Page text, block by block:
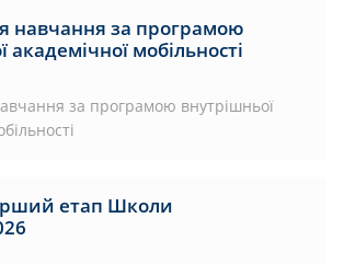
навчання за програмою
академічної мобільності
за програмою внутрішньої
етап Школи